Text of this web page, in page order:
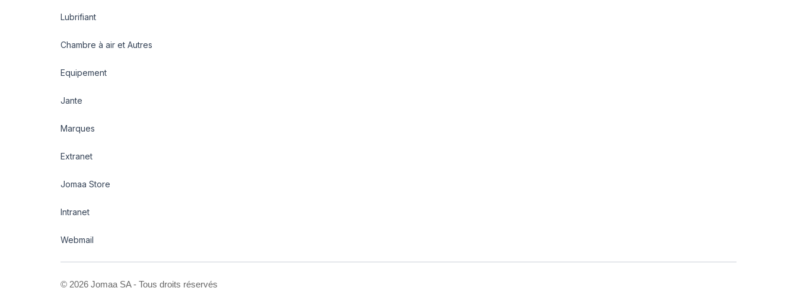
Lubrifiant
Chambre à air et Autres
Equipement
Jante
Marques
Extranet
Jomaa Store
Intranet
Webmail
© 2026 Jomaa SA - Tous droits réservés